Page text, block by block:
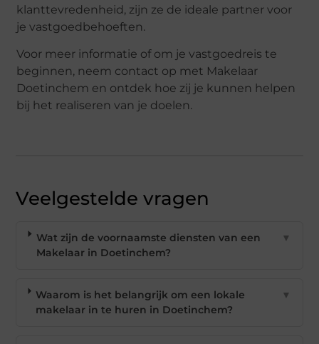
klanttevredenheid, zijn ze de ideale partner voor
je vastgoedbehoeften.
Voor meer informatie of om je vastgoedreis te
beginnen, neem contact op met Makelaar
Doetinchem en ontdek hoe zij je kunnen helpen
bij het realiseren van je doelen.
Veelgestelde vragen
Wat zijn de voornaamste diensten van een
Makelaar in Doetinchem?
▼
Waarom is het belangrijk om een lokale
makelaar in te huren in Doetinchem?
▼